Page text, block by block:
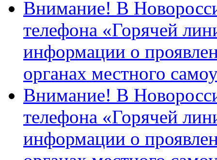
Внимание! В
телефона «Горячей
информации о
органах местного
Внимание! В
телефона «Горячей
информации о